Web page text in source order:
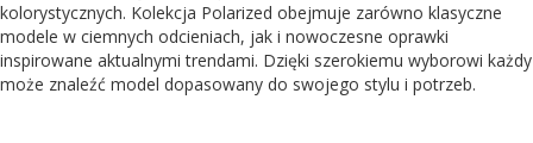
kolorystycznych. Kolekcja Polarized obejmuje zarówno klasyczne
modele w ciemnych odcieniach, jak i nowoczesne oprawki
inspirowane aktualnymi trendami. Dzięki szerokiemu wyborowi każdy
może znaleźć model dopasowany do swojego stylu i potrzeb.